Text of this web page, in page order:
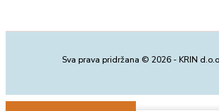
Sva prava pridržana © 2026 - KRIN